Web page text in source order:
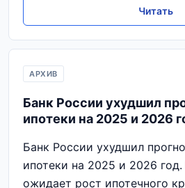
Читать
АРХИВ
Банк России ухудшил
ипотеки на 2025 и 2026
Банк России ухудшил
ипотеки на 2025 и 2026 год.
ожидает рост ипотечного